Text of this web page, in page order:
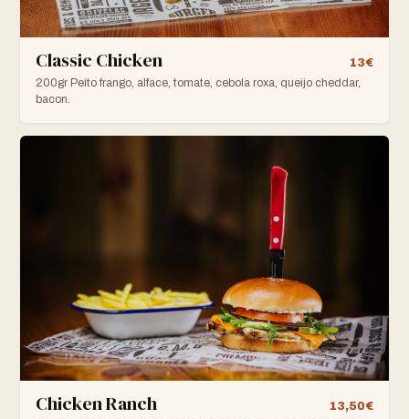
Classic Chicken
13€
200gr Peito frango, alface, tomate, cebola roxa, queijo cheddar,
bacon.
Chicken Ranch
13,50€